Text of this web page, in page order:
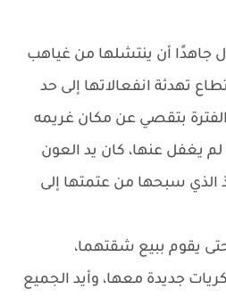
جاهدًا أن ينتشلها من غياهب
تهدئة انفعالاتها إلى حد
الفترة بتقصي عن مكان غريمه
لم يغفل عنها، كان يد العون
الذي سبحها من عتمتها إلى
يقوم ببيع شقتهما،
جديدة معها، وأيد الجميع